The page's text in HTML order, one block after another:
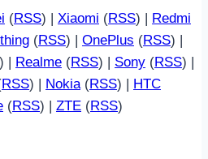
(RSS) | Xiaomi (RSS) |
Redmi
(RSS) | OnePlus (RSS) |
) | Realme (RSS) | Sony (RSS) |
RSS) | Nokia(RSS) |
HTC
(RSS) | ZTE (RSS)